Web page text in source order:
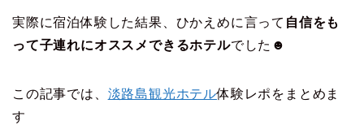
実際に宿泊体験した結果、ひかえめに言って 自信をも
って子連れにオススメできるホテルでした☻
この記事では、 淡路島観光ホテル体験レポをまとめま
す